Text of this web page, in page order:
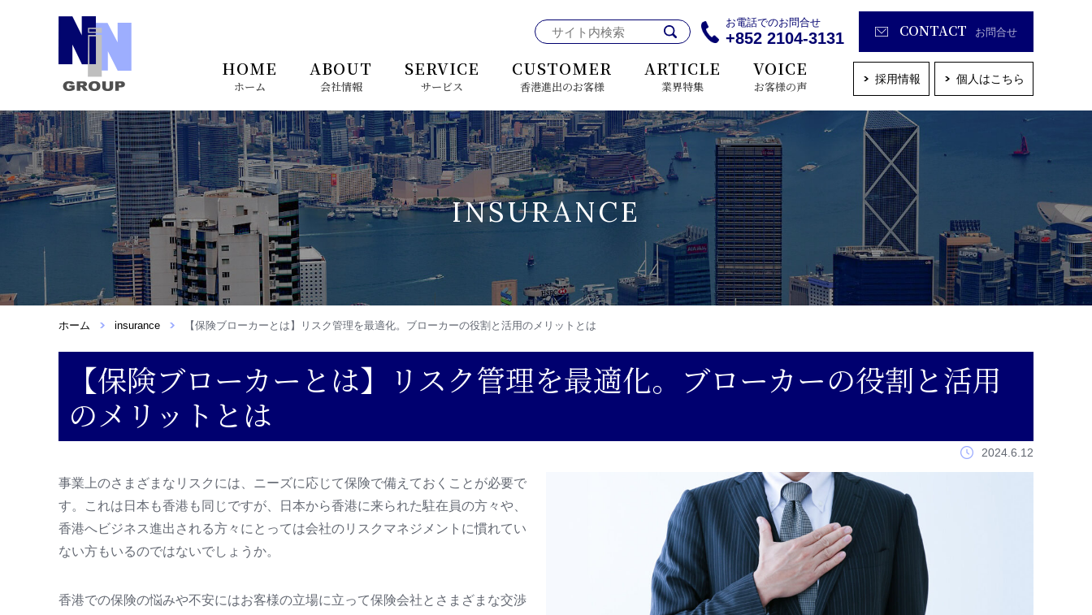
お電話でのお問合せ
+852 2104-3131 CONTACT お問合せ
HOME
ホーム
ABOUT
会社情報
会社情報へ
会社概要 経営理念 沿革
スタッフ紹介
SERVICE
サービス
サービスへ
サービス内容 ブローカーとは 保険見直しサービス
サービスの流れ
CUSTOMER
香港進出のお客様
香港進出のお客様へ
香港進出時に必要な保険 香港展開企業に必要な保険 保険種目
ARTICLE
業界特集
VOICE
お客様の声
採用情報 個人はこちら
INSURANCE
ホーム insurance 【保険ブローカーとは】リスク管理を最適化。ブローカーの役割と活用のメリットとは
【保険ブローカーとは】リスク管理を最適化。ブローカーの役割と活用
のメリットとは
2024.6.12
事業上のさまざまなリスクには、ニーズに応じて保険で備えておくことが必要で
す。これは日本も香港も同じですが、日本から香港に来られた駐在員の方々や、
香港へビジネス進出される方々にとっては会社のリスクマネジメントに慣れてい
ない方もいるのではないでしょうか。
香港での保険の悩みや不安にはお客様の立場に立って保険会社とさまざまな交渉